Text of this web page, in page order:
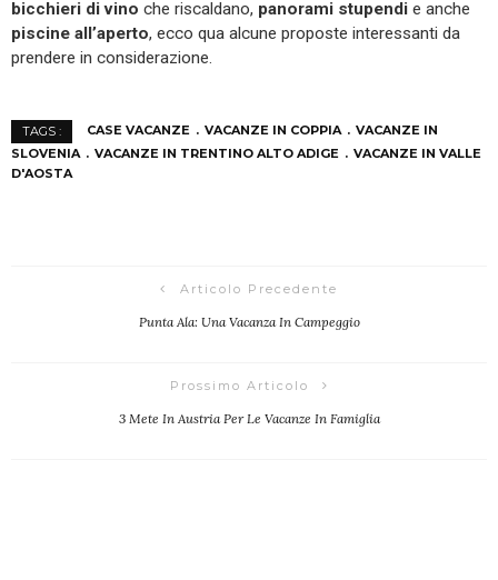
bicchieri di vino che riscaldano, panorami stupendi e anche
piscine all’aperto, ecco qua alcune proposte interessanti da
prendere in considerazione.
TAGS : CASE VACANZE VACANZE IN COPPIA
VACANZE IN
SLOVENIA
VACANZE IN TRENTINO ALTO ADIGE
VACANZE IN VALLE
D'AOSTA
Articolo Precedente
Punta Ala: Una Vacanza In Campeggio
Prossimo Articolo
3 Mete In Austria Per Le Vacanze In Famiglia